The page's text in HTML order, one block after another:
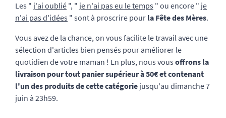
Les " j'ai oublié ", " je n'ai pas eu le temps " ou encore " je
n'ai pas d'idées " sont à proscrire pour la Fête des Mères.
Vous avez de la chance, on vous facilite le travail avec une
sélection d'articles bien pensés pour améliorer le
quotidien de votre maman ! En plus, nous vous offrons la
livraison pour tout panier supérieur à 50€ et contenant
l'un des produits de cette catégorie jusqu'au dimanche 7
juin à 23h59.